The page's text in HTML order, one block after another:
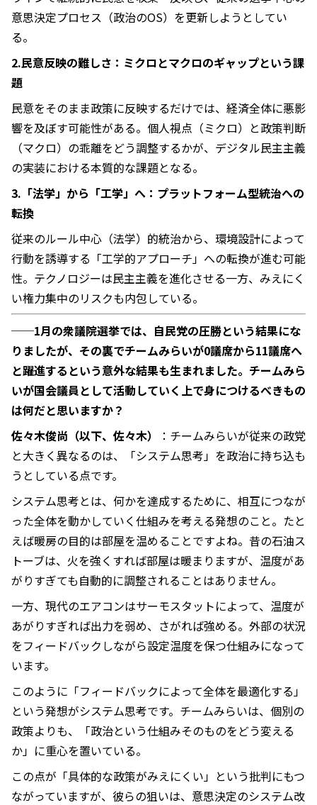
意思決定プロセス（政治のOS）を更新しようとしてい
る。
2.民意反映の難しさ：ミクロとマクロのギャップという課
題
民意をそのまま政策に反映するだけでは、経済全体に悪影
響を及ぼす可能性がある。個人視点（ミクロ）と政策判断
（マクロ）の乖離をどう調整するかが、デジタル民主主義
の実装における本質的な課題となる。
3.「法学」から「工学」へ：プラットフォーム型統治への
転換
従来のルール中心（法学）的統治から、環境設計によって
行動を誘導する「工学的アプローチ」への転換が進む可能
性。テクノロジーは民主主義を進化させる一方、みえにく
い権力集中のリスクも内包している。
──1月の衆議院選挙では、自民党の圧勝という結果にな
りましたが、その裏でチームみらいが0議席から11議席へ
と躍進するという意外な結果も生まれました。チームみら
いが国会議員として活動していく上で身につけるべきもの
は何だと思いますか？
佐々木俊尚（以下、佐々木）
：チームみらいが従来の政党
と大きく異なるのは、「システム思考」を政治に持ち込も
うとしている点です。
システム思考とは、何かを達成するために、相互につなが
った全体を動かしていく仕組みを考える発想のこと。たと
えば暖房の目的は部屋を温めることですよね。昔の石油ス
トーブは、火を強くすれば部屋は暖まりますが、温度があ
がりすぎても自動的に調整されることはありません。
一方、現代のエアコンはサーモスタットによって、温度が
あがりすぎれば出力を弱め、さがれば強める。外部の状況
をフィードバックしながら設定温度を保つ仕組みになって
います。
このように「フィードバックによって全体を最適化する」
という発想がシステム思考です。チームみらいは、個別の
政策よりも、「政治という仕組みそのものをどう変える
か」に重心を置いている。
この点が「具体的な政策がみえにくい」という批判にもつ
ながっていますが、彼らの狙いは、意思決定のシステム改